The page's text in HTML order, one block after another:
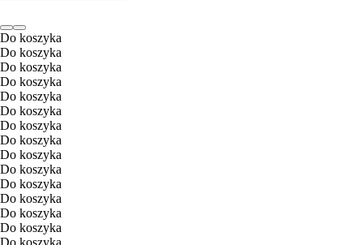
Do koszyka
Do koszyka
Do koszyka
Do koszyka
Do koszyka
Do koszyka
Do koszyka
Do koszyka
Do koszyka
Do koszyka
Do koszyka
Do koszyka
Do koszyka
Do koszyka
Do koszyka